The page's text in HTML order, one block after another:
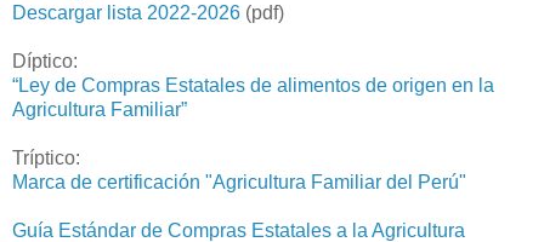
Descargar lista 2022-2026 (pdf)
Díptico:
“Ley de Compras Estatales de alimentos de origen en la
Agricultura Familiar”
Tríptico:
Marca de certificación "Agricultura Familiar del Perú"
Guía Estándar de Compras Estatales a la Agricultura